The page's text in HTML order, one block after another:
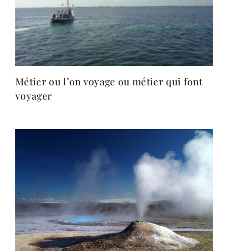
Métier ou l’on voyage ou métier qui font
voyager